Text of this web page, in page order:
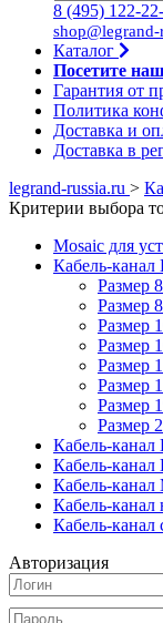
8 (495) 122-
shop@legrand-
Каталог
Посетите
Гарантия от
Политика
Доставка и
Доставка в
legrand-russia.ru >
Критерии выбора
Mosaic для
Кабель-канал
Размер
Размер
Размер
Размер
Размер
Размер
Размер
Размер
Кабель-канал
Кабель-
Кабель-канал
Кабель-канал
Кабель-
Авторизация